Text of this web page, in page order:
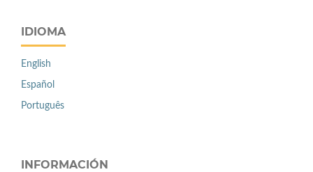
IDIOMA
English
Español
Português
INFORMACIÓN